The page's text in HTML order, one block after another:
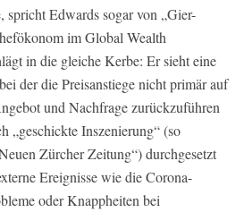
spricht Edwards sogar von „Gier-
im Global Wealth
in die gleiche Kerbe: Er sieht eine
der die Preisanstiege nicht primär auf
und Nachfrage zurückzuführen
„geschickte Inszenierung“ (so
Zürcher Zeitung“) durchgesetzt
Ereignisse wie die Corona-
oder Knappheiten bei